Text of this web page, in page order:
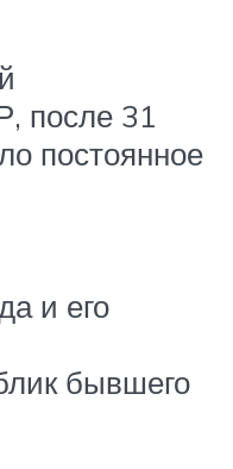
после 31
постоянное
и его
бывшего